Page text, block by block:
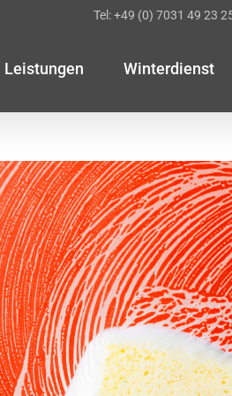
Tel: +49 (0) 7031 49 23
Leistungen Winterdienst